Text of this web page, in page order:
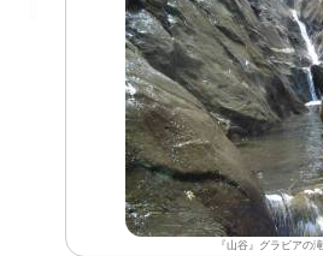
『山谷』グラビアの滝